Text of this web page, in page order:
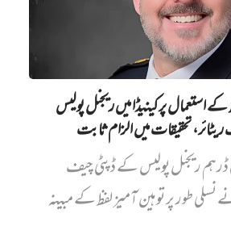
استعمال پر کینیڈا میں ریجنل پولیس
تحقیقات میں الزام ثابت
ڈرہم ریجنل پولیس کے ڈپٹی چیف
طور پر توہین آمیز لفظ کے مبینہ